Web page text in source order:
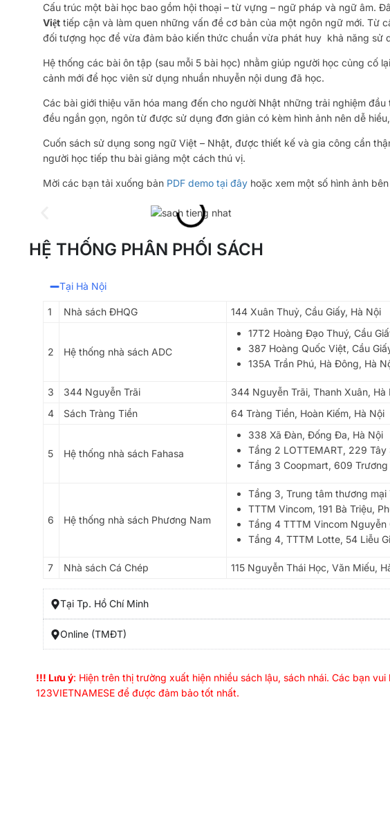
Cấu trúc một bài học bao gồm hội thoại – từ vựng – ngữ pháp và ngữ âm.
Việt tiếp cận và làm quen những vấn đề cơ bản của một ngôn ngữ mới. Từ
đối tượng học để vừa đảm bảo kiến thức chuẩn vừa phát huy khả năng sử
Hệ thống các bài ôn tập (sau mỗi 5 bài học) nhằm giúp người học củng cố
cảnh mới để học viên sử dụng nhuần nhuyễn nội dung đã học.
Các bài giới thiệu văn hóa mang đến cho người Nhật những trải nghiệm
đều ngắn gọn, ngôn từ được sử dụng đơn giản có kèm hình ảnh nên dễ
Cuốn sách sử dụng song ngữ Việt – Nhật, được thiết kế và gia công cẩn
người học tiếp thu bài giảng một cách thú vị.
Mời các bạn tải xuống bản PDF demo tại đây hoặc xem một số hình ảnh
HỆ THỐNG PHÂN PHỐI SÁCH
Tại Hà Nội
1 Nhà sách ĐHQG 144 Xuân Thuỷ, Cầu Giấy, Hà Nội
2 Hệ thống nhà sách ADC
17T2 Hoàng Đạo Thuý, Cầu
387 Hoàng Quốc Việt, Cầu
135A Trần Phú, Hà Đông, Hà
3 344 Nguyễn Trãi
344 Nguyễn Trãi, Thanh Xuân, Hà
4
Sách Tràng Tiền 64 Tràng Tiền, Hoàn Kiếm, Hà Nội
5 Hệ thống nhà sách Fahasa
338 Xã Đàn, Đống Đa, Hà Nội
Tầng 2 LOTTEMART, 229
Tầng 3 Coopmart, 609
6 Hệ thống nhà sách Phương Nam
Tầng 3, Trung tâm thương mại
TTTM Vincom, 191 Bà Triệu,
Tầng 4 TTTM Vincom
Tầng 4, TTTM Lotte, 54 Liễu
7 Nhà sách Cá Chép 115 Nguyễn Thái Học, Văn Miếu,
Tại Tp. Hồ Chí Minh
Online (TMĐT)
!!! Lưu ý: Hiện trên thị trường xuất hiện nhiều sách lậu, sách nhái. Các bạn
123VIETNAMESE để được đảm bảo tốt nhất.